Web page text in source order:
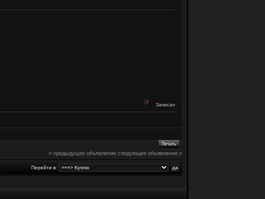
Записан
Печать
« предыдущее объявление следующее объявление »
Перейти в: